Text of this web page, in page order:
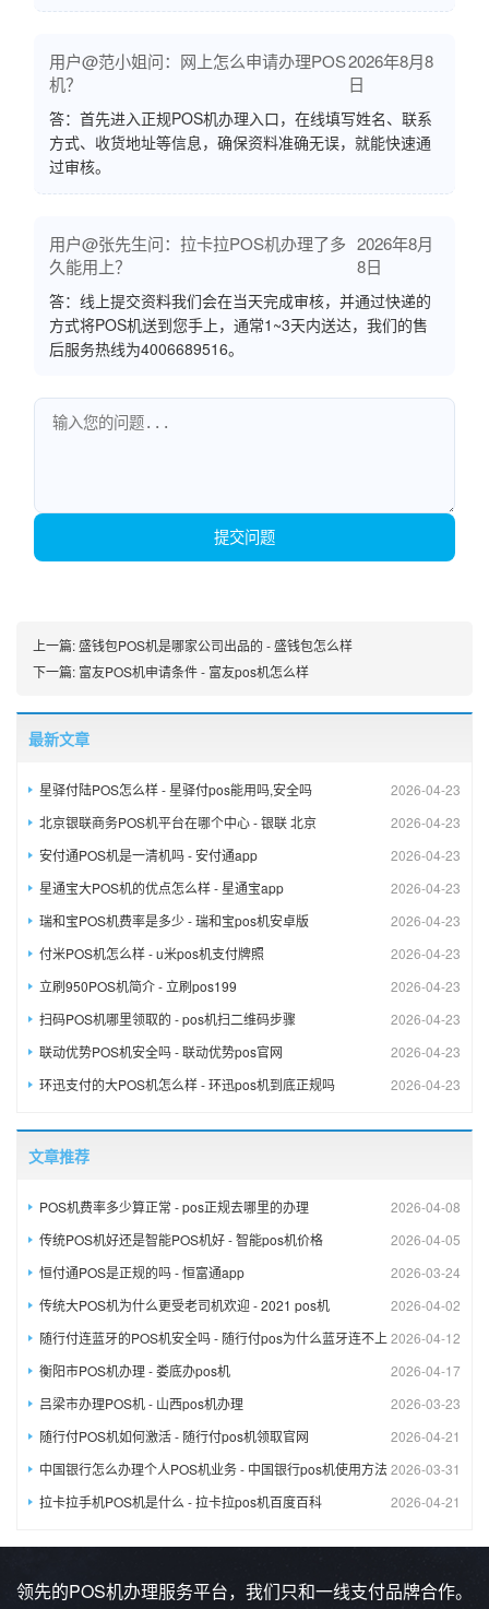
用户@范小姐问：网上怎么申请办理POS
机？
2026年8月8
日
答：首先进入正规POS机办理入口，在线填写姓名、联系
方式、收货地址等信息，确保资料准确无误，就能快速通
过审核。
用户@张先生问：拉卡拉POS机办理了多
久能用上？
2026年8月
8日
答：线上提交资料我们会在当天完成审核，并通过快递的
方式将POS机送到您手上，通常1~3天内送达，我们的售
后服务热线为4006689516。
提交问题
上一篇:盛钱包POS机是哪家公司出品的 - 盛钱包怎么样
下一篇: 富友POS机申请条件 - 富友pos机怎么样
最新文章
2026-04-23
星驿付陆POS怎么样 - 星驿付pos能用吗,安全吗
2026-04-23
北京银联商务POS机平台在哪个中心 - 银联 北京
2026-04-23
安付通POS机是一清机吗 - 安付通app
2026-04-23
星通宝大POS机的优点怎么样 - 星通宝app
2026-04-23
瑞和宝POS机费率是多少 - 瑞和宝pos机安卓版
2026-04-23
付米POS机怎么样 - u米pos机支付牌照
2026-04-23
立刷950POS机简介 - 立刷pos199
2026-04-23
扫码POS机哪里领取的 - pos机扫二维码步骤
2026-04-23
联动优势POS机安全吗 - 联动优势pos官网
2026-04-23
环迅支付的大POS机怎么样 - 环迅pos机到底正规吗
文章推荐
2026-04-08
POS机费率多少算正常 - pos正规去哪里的办理
2026-04-05
传统POS机好还是智能POS机好 - 智能pos机价格
2026-03-24
恒付通POS是正规的吗 - 恒富通app
2026-04-02
传统大POS机为什么更受老司机欢迎 - 2021 pos机
2026-04-12
随行付连蓝牙的POS机安全吗 - 随行付pos为什么蓝牙连不上
2026-04-17
衡阳市POS机办理 - 娄底办pos机
2026-03-23
吕梁市办理POS机 - 山西pos机办理
2026-04-21
随行付POS机如何激活 - 随行付pos机领取官网
2026-03-31
中国银行怎么办理个人POS机业务 - 中国银行pos机使用方法
2026-04-21
拉卡拉手机POS机是什么 - 拉卡拉pos机百度百科
领先的POS机办理服务平台，我们只和一线支付品牌合作。